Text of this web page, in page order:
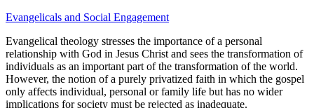
Evangelicals and Social Engagement
Evangelical theology stresses the importance of a personal
relationship with God in Jesus Christ and sees the transformation of
individuals as an important part of the transformation of the world.
However, the notion of a purely privatized faith in which the gospel
only affects individual, personal or family life but has no wider
implications for society must be rejected as inadequate.